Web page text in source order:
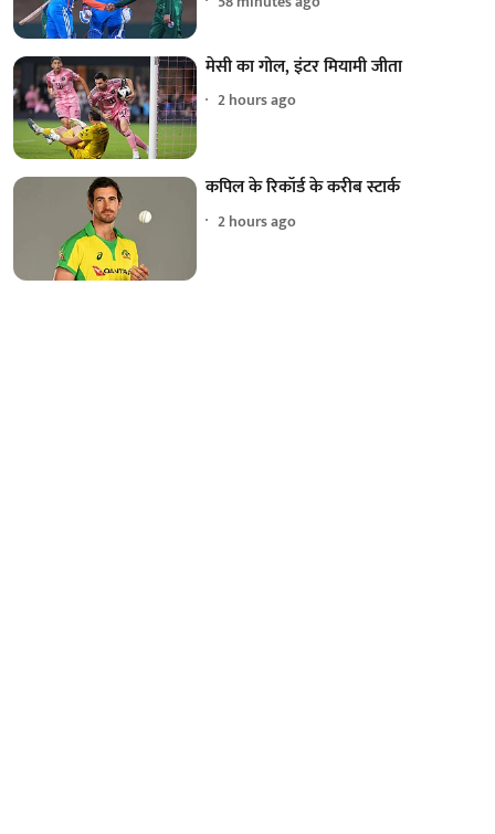
मेसी का गोल, इंटर मियामी जीता
2 hours ago
कपिल के रिकॉर्ड के करीब स्टार्क
2 hours ago